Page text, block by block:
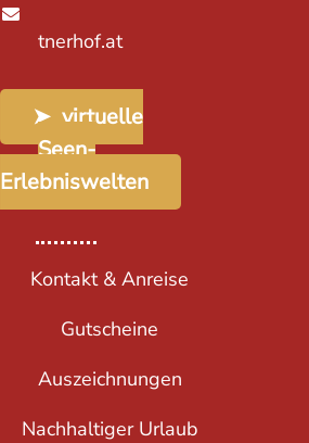
tnerhof.at
➤ virtuelle
Seen-
Erlebniswelten
Kontakt & Anreise
Gutscheine
Auszeichnungen
Nachhaltiger Urlaub